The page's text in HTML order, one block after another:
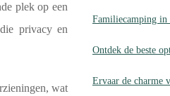
plek op een
privacy en
wat
Familiecamping in
Ontdek de beste
Ervaar de charme